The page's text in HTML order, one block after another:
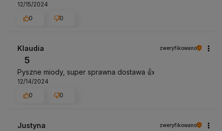
12/15/2024
0
0
Klaudia zweryfikowano
5
Pyszne miody, super sprawna dostawa 👍️
12/14/2024
0
0
Justyna zweryfikowano